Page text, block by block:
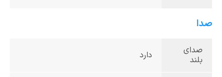
صدا
صدای
بلند
دارد